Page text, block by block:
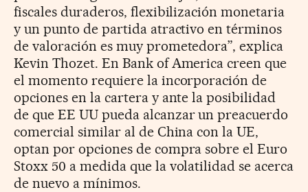
fiscales duraderos, flexibilización monetaria
y un punto de partida atractivo en términos
de valoración es muy prometedora”, explica
Kevin Thozet. En Bank of America creen que
el momento requiere la incorporación de
opciones en la cartera y ante la posibilidad
de que EE UU pueda alcanzar un preacuerdo
comercial similar al de China con la UE,
optan por opciones de compra sobre el Euro
Stoxx 50 a medida que la volatilidad se acerca
de nuevo a mínimos.